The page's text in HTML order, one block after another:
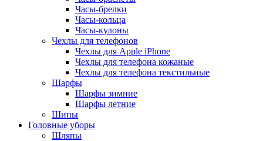
Часы-брелки
Часы-кольца
Часы-кулоны
Чехлы для телефонов
Чехлы для Apple iPhone
Чехлы для телефона кожаные
Чехлы для телефона текстильные
Шарфы
Шарфы зимние
Шарфы летние
Шипы
Головные уборы
Шляпы